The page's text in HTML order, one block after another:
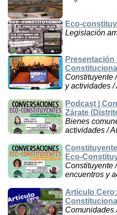
Eco-
Legislación
Constituyente
y actividades
Podcast |
Zárate
Bienes
actividades /
Eco-
Constituyente
encuentros y
Artículo
Constitucional
Comunidades